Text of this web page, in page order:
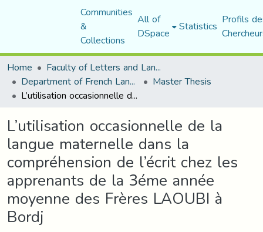
Communities
&
Collections
All of
DSpace Statistics Profils
Home
Faculty of Letters and Languages
Department of French Language and Literature Master Thesis
L’utilisation occasionnelle de la langue maternelle dans la compréhension de l’écrit chez les apprenants de la 3éme année moyenne des Frères LAOUBI à Bordj
L’utilisation occasionnelle de la
langue maternelle dans la
compréhension de l’écrit chez les
apprenants de la 3éme année
moyenne des Frères LAOUBI à
Bordj